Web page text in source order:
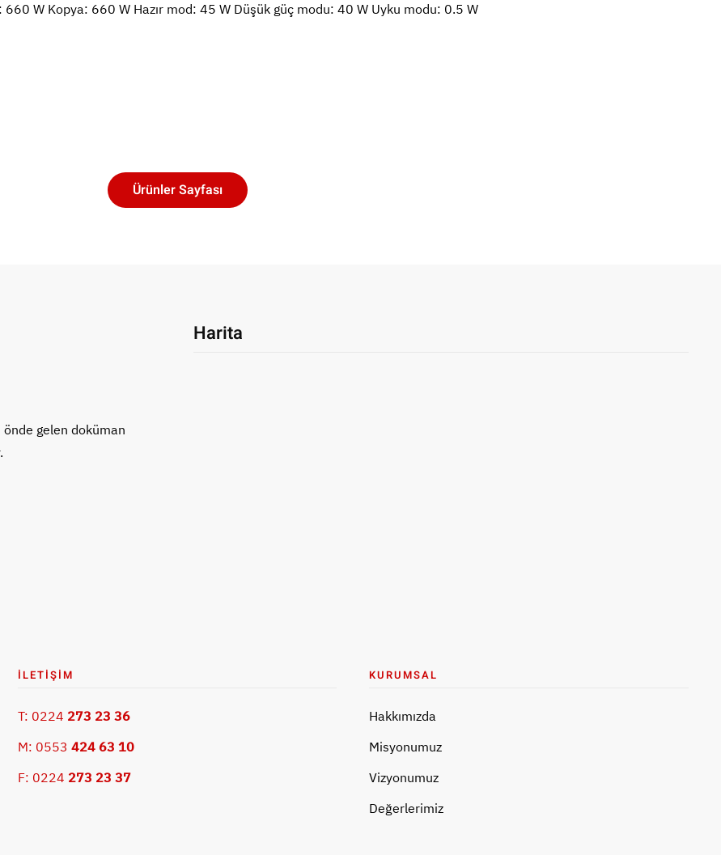
660 W Kopya: 660 W Hazır mod: 45 W Düşük güç modu: 40 W Uyku modu: 0.5 W
Ürünler Sayfası
önde gelen doküman
Harita
İLETIŞIM
T: 0224 273 23 36
M: 0553 424 63 10
F: 0224 273 23 37
KURUMSAL
Hakkımızda
Misyonumuz
Vizyonumuz
Değerlerimiz